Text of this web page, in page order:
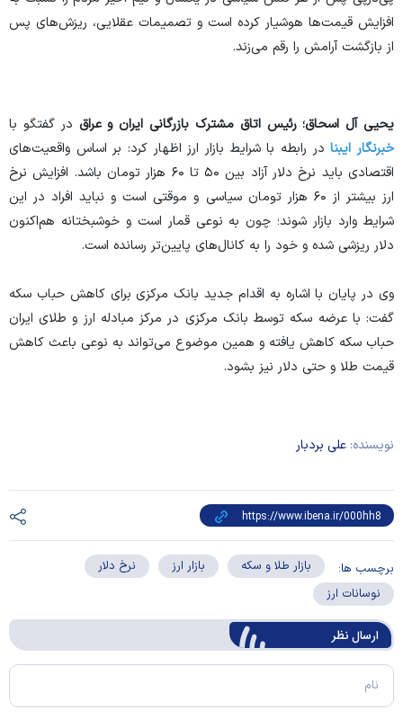
افزایش قیمت‌ها هوشیار کرده است و تصمیمات عقلایی، ریزش‌های پس
از بازگشت آرامش را رقم می‌زند.
یحیی آل اسحاق؛ رئیس اتاق مشترک بازرگانی ایران و عراق در گفتگو با
خبرنگار ایبنادر رابطه با شرایط بازار ارز اظهار کرد: بر اساس واقعیت‌های
اقتصادی باید نرخ دلار آزاد بین ۵۰ تا ۶۰ هزار تومان باشد. افزایش نرخ
ارز بیشتر از ۶۰ هزار تومان سیاسی و موقتی است و نباید افراد در این
شرایط وارد بازار شوند؛ چون به نوعی قمار است و خوشبختانه هم‌اکنون
دلار ریزشی شده و خود را به کانال‌های پایین‌تر رسانده است.
وی در پایان با اشاره به اقدام جدید بانک مرکزی برای کاهش حباب سکه
گفت: با عرضه سکه توسط بانک مرکزی در مرکز مبادله ارز و طلای ایران
حباب سکه کاهش یافته و همین موضوع می‌تواند به نوعی باعث کاهش
قیمت طلا و حتی دلار نیز بشود.
نویسنده: علی بردبار
برچسب ها: بازار طلا و سکه بازار ارز
نرخ دلار
نوسانات ارز
ارسال‌ نظر